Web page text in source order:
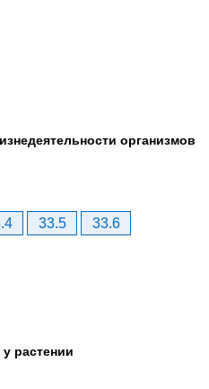
организмов
33.5 33.6
растении